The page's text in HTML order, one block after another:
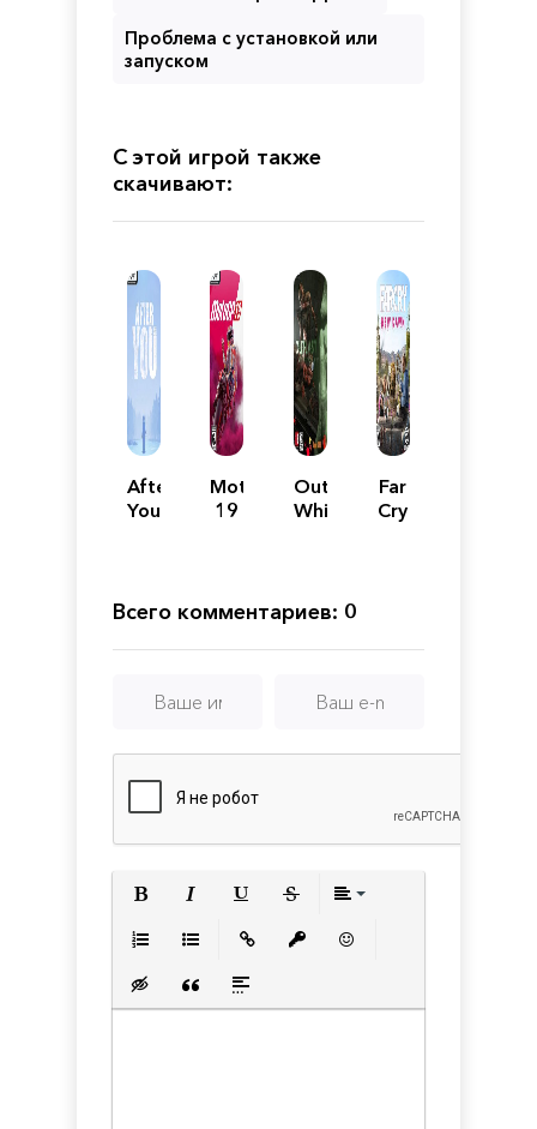
Проблема с установкой или
запуском
С этой игрой также
скачивают:
After
You
MotoGP
19
Outlast
Whistleblower
Far
Cry
Всего комментариев: 0
Вставка скрытого текста
Вставка цитаты
Вставка спойлера